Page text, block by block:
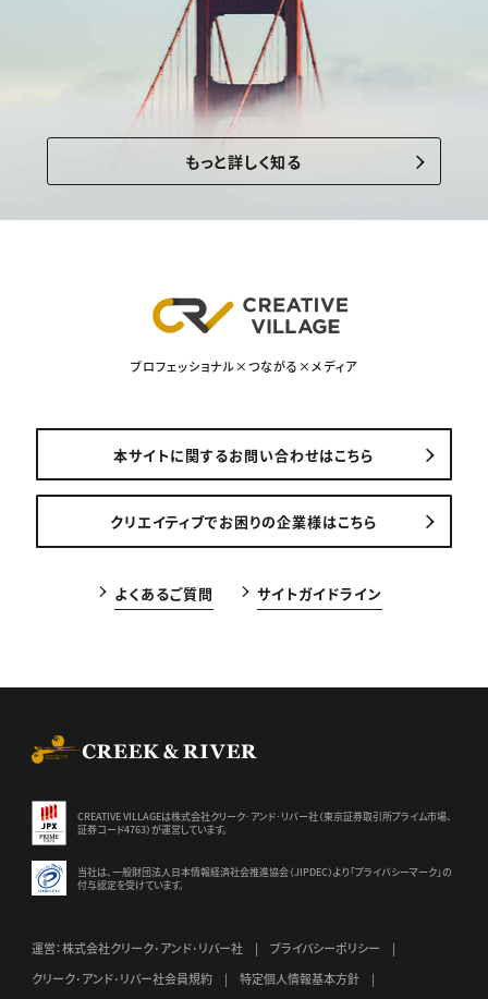
もっと詳しく知る
プロフェッショナル×つながる×メディア
本サイトに関するお問い合わせはこちら
クリエイティブでお困りの企業様はこちら
よくあるご質問 サイトガイドライン
CREATIVE VILLAGEは株式会社クリーク･アンド･リバー社（東京証券取引所プライム市場、
証券コード4763）が運営しています。
当社は、一般財団法人日本情報経済社会推進協会（JIPDEC）より 「プライバシーマーク」の
付与認定を受けています。
運営：株式会社クリーク･アンド･リバー社
プライバシーポリシー
クリーク･アンド･リバー社会員規約
特定個人情報基本方針